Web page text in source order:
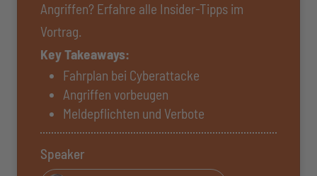
Angriffen? Erfahre alle Insider-Tipps im
Vortrag.
Key Takeaways:
Fahrplan bei Cyberattacke
Angriffen vorbeugen
Meldepflichten und Verbote
Speaker